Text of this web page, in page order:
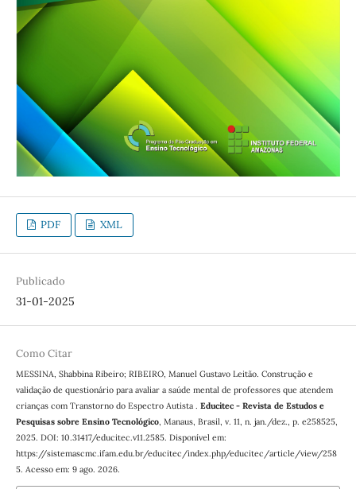
PDF XML
Publicado
31-01-2025
Como Citar
MESSINA, Shabbina Ribeiro; RIBEIRO, Manuel Gustavo Leitão. Construção e
validação de questionário para avaliar a saúde mental de professores que atendem
crianças com Transtorno do Espectro Autista . Educitec - Revista de Estudos e
Pesquisas sobre Ensino Tecnológico, Manaus, Brasil, v. 11, n. jan./dez., p. e258525,
2025. DOI: 10.31417/educitec.v11.2585. Disponível em:
https://sistemascmc.ifam.edu.br/educitec/index.php/educitec/article/view/258
5. Acesso em: 9 ago. 2026.